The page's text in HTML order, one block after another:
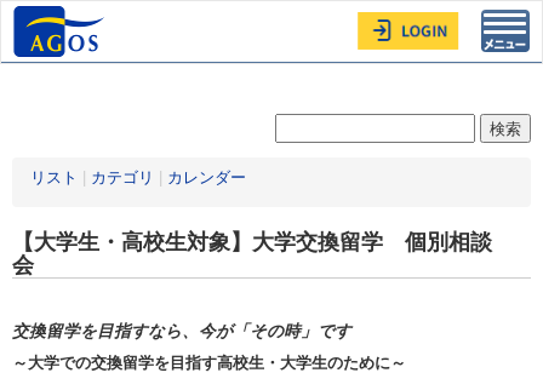
リスト カテゴリ カレンダー
【大学生・高校生対象】大学交換留学 個別相談
会
交換留学を目指すなら、今が「その時」です
～大学での交換留学を目指す高校生・大学生のために～